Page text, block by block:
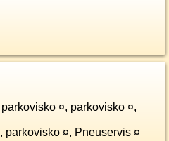
parkovisko ¤, parkovisko ¤,
, parkovisko ¤, Pneuservis ¤